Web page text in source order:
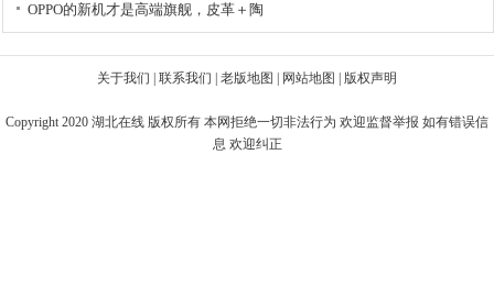
OPPO的新机才是高端旗舰，皮革＋陶
关于我们 联系我们 老版地图 网站地图 版权声明
Copyright 2020 湖北在线 版权所有 本网拒绝一切非法行为 欢迎监督举报 如有错误信
息 欢迎纠正